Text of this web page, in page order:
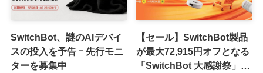
SwitchBot、謎のAIデバイ
スの投入を予告 ｰ 先行モニ
ターを募集中
【セール】SwitchBot製品
が最大72,915円オフとなる
「SwitchBot 大感謝祭」が